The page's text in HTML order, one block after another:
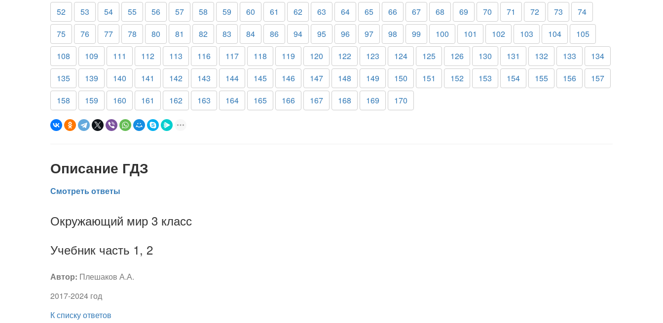
52
53 54 55 56 57 58 59 60 61 62 63 64 65 66 67 68 69 70 71 72 73
74
75
76 77 78 80 81 82 83 84 86 94 95 96 97 98 99 100 101 102 103 104
105
108
109 111 112 113 116 117 118 119 120 122 123 124 125 126 130 131 132 133
134
135
139 140 141 142 143 144 145 146 147 148 149 150 151 152 153 154 155 156
157
158
159 160 161 162 163 164 165 166 167 168 169 170
Описание ГДЗ
Смотреть ответы
Окружающий мир 3 класс
Учебник часть 1, 2
Автор: Плешаков А.А.
2017-2024 год
К списку ответов